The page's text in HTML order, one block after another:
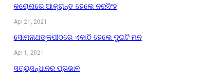
କରୋନାରେ ଆକ୍ରାନ୍ତ ହେଲେ ନରସିଂହ
Apr 21, 2021
ସୋମନାଥଙ୍କପୀଠରେ ଏକାଠି ହେଲେ ଦୁଇଟି ମନ
Apr 1, 2021
ସତ୍ୟସନ୍ଧାନର ପ୍ରଭାବ